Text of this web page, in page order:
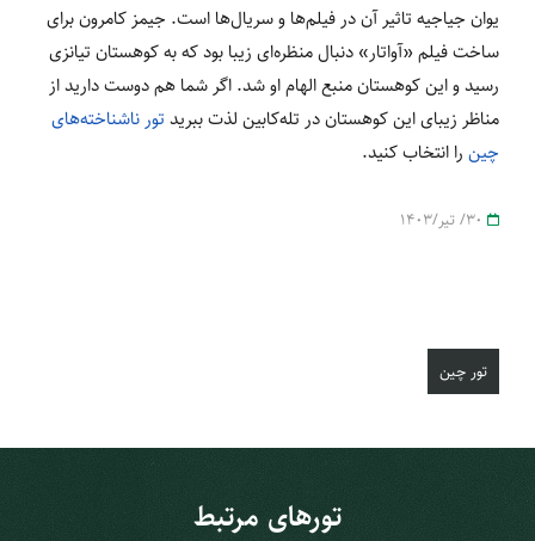
یوان جیاجیه تاثیر آن در فیلم‌ها و سریال‌ها است. جیمز کامرون برای
ساخت فیلم «آواتار» دنبال منظره‌ای زیبا بود که به کوهستان تیانزی
رسید و این کوهستان منبع الهام او شد. اگر شما هم دوست دارید از
مناظر زیبای این کوهستان در تله‌کابین لذت ببرید تور ناشناخته‌های
چین را انتخاب کنید.
تور چین
تورهای مرتبط